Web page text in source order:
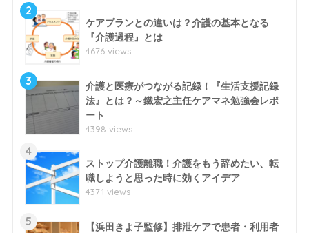
2
ケアプランとの違いは？介護の基本となる
『介護過程』とは
4676 views
3
介護と医療がつながる記録！『生活支援記録
法』とは？～鐵宏之主任ケアマネ勉強会レポ
ート
4398 views
4
ストップ介護離職！介護をもう辞めたい、転
職しようと思った時に効くアイデア
4371 views
5
【浜田きよ子監修】排泄ケアで患者・利用者